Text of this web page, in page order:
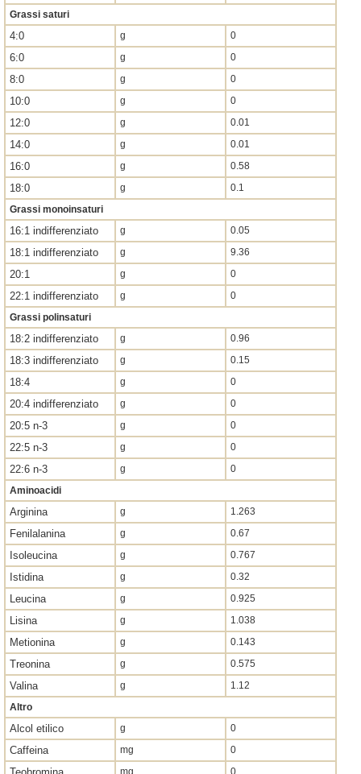
Grassi saturi
4:0 g 0
6:0 g 0
8:0 g 0
10:0 g 0
12:0 g 0.01
14:0 g 0.01
16:0 g 0.58
18:0 g
0.1
Grassi monoinsaturi
16:1 indifferenziato g 0.05
18:1 indifferenziato g 9.36
20:1 g 0
22:1 indifferenziato g
0
Grassi polinsaturi
18:2 indifferenziato g 0.96
18:3 indifferenziato g 0.15
18:4 g 0
20:4 indifferenziato g 0
20:5 n-3 g 0
22:5 n-3 g 0
22:6 n-3 g
0
Aminoacidi
Arginina g 1.263
Fenilalanina g 0.67
Isoleucina g 0.767
Istidina g 0.32
Leucina g 0.925
Lisina g 1.038
Metionina g 0.143
Treonina g 0.575
Valina g
1.12
Altro
Alcol etilico g 0
Caffeina mg 0
mg 0